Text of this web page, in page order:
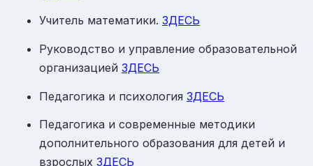
Учитель математики. ЗДЕСЬ
Руководство и управление образовательной
организацией ЗДЕСЬ
Педагогика и психология ЗДЕСЬ
Педагогика и современные методики
дополнительного образования для детей и
взрослых ЗДЕСЬ